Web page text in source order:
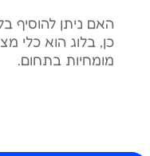
האם ניתן להוסיף
כן, בלוג הוא כלי
מומחיות בתחום.